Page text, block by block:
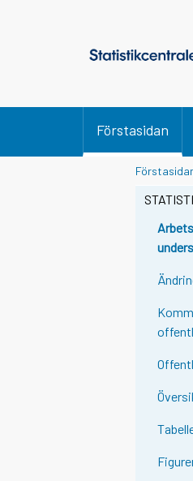
Förstasidan